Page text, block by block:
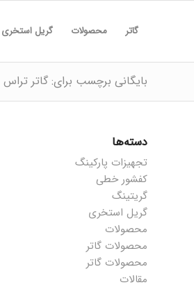
گاتر محصولات گریل استخری
بایگانی برچسب برای: گاتر تراس
دسته‌ها
تجهیزات پارکینگ
کفشور خطی
گریتینگ
گریل استخری
محصولات
محصولات گاتر
محصولات گاتر
مقالات